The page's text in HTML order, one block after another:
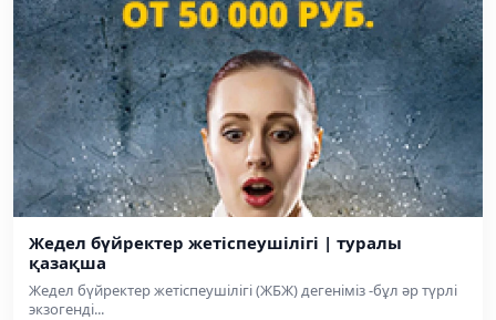
Жедел бүйректер жетіспеушілігі | туралы
қазақша
Жедел бүйректер жетіспеушілігі (ЖБЖ) дегеніміз -бұл әр түрлі
экзогенді...